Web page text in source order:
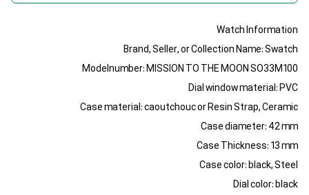
Watch Information
Brand, Seller, or Collection Name: Swatch
Modelnumber: MISSION TO THE MOON SO33M100
Dial window material: PVC
Case material: caoutchouc or Resin Strap, Ceramic
Case diameter: 42 mm
Case Thickness: 13 mm
Case color: black, Steel
Dial color: black